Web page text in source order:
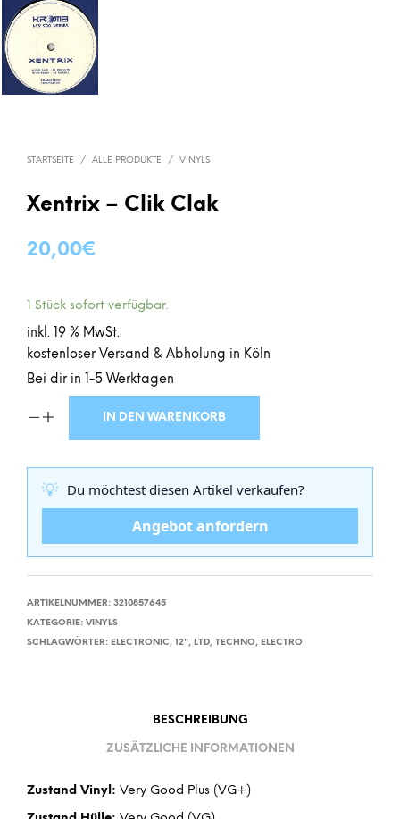
STARTSEITE / ALLE PRODUKTE / VINYLS
Xentrix – Clik Clak
20,00€
1 Stück sofort verfügbar.
inkl. 19 % MwSt.
kostenloser Versand & Abholung in Köln
Bei dir in 1-5 Werktagen
IN DEN WARENKORB
💡 Du möchtest diesen Artikel verkaufen?
Angebot anfordern
ARTIKELNUMMER: 3210857645
KATEGORIE: VINYLS
SCHLAGWÖRTER: ELECTRONIC, 12", LTD, TECHNO, ELECTRO
BESCHREIBUNG
ZUSÄTZLICHE INFORMATIONEN
Zustand Vinyl: Very Good Plus (VG+)